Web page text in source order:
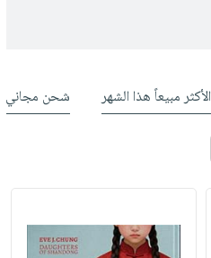
الأكثر مبيعاً هذا الشهر شحن مجاني